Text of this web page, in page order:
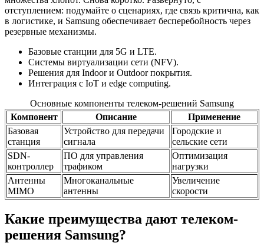
отступлением: подумайте о сценариях, где связь критична, как
в логистике, и Samsung обеспечивает бесперебойность через
резервные механизмы.
Базовые станции для 5G и LTE.
Системы виртуализации сети (NFV).
Решения для Indoor и Outdoor покрытия.
Интеграция с IoT и edge computing.
Основные компоненты телеком-решений Samsung
Компонент
Описание
Применение
Базовая
станция
Устройство для передачи
сигнала
Городские и
сельские сети
SDN-
контроллер
ПО для управления
трафиком
Оптимизация
нагрузки
Антенны
MIMO
Многоканальные
антенны
Увеличение
скорости
Какие преимущества дают телеком-
решения Samsung?